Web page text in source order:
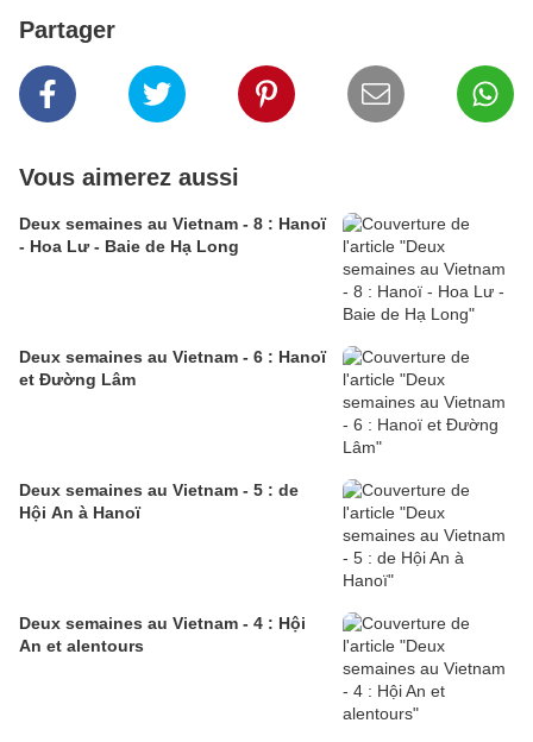
Partager
Vous aimerez aussi
Deux semaines au Vietnam - 8 : Hanoï
- Hoa Lư - Baie de Hạ Long
Deux semaines au Vietnam - 6 : Hanoï
et Đường Lâm
Deux semaines au Vietnam - 5 : de
Hội An à Hanoï
Deux semaines au Vietnam - 4 : Hội
An et alentours